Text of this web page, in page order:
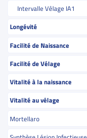
Intervalle Vêlage IA1
Longévité
Facilité de Naissance
Facilité de Vélage
Vitalité à la naissance
Vitalité au vêlage
Mortellaro